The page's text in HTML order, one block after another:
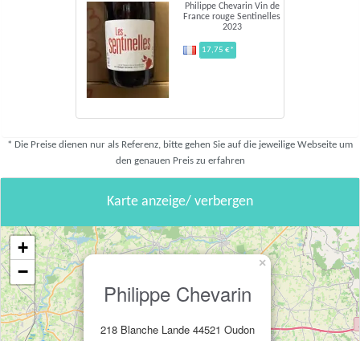
Philippe Chevarin Vin de
France rouge Sentinelles
2023
17,75 €*
* Die Preise dienen nur als Referenz, bitte gehen Sie auf die jeweilige Webseite um
den genauen Preis zu erfahren
Karte anzeige/ verbergen
Philippe Chevarin
218 Blanche Lande 44521 Oudon
×
+
−